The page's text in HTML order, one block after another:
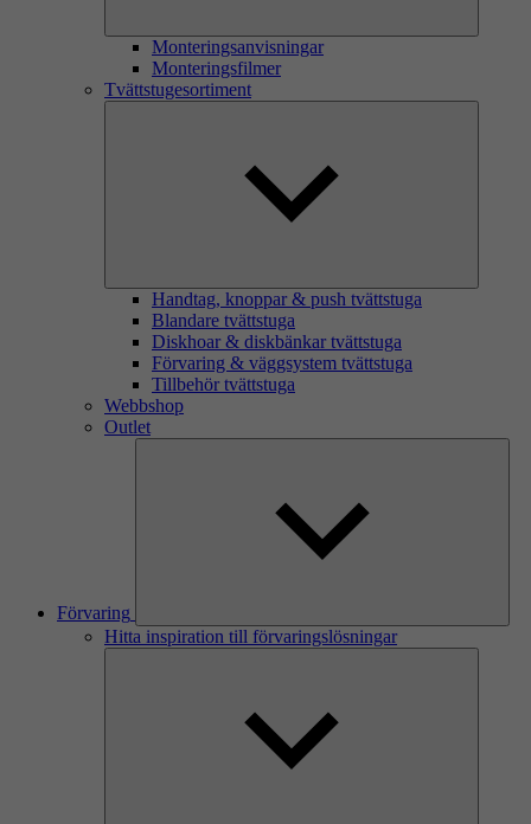
Monteringsanvisningar
Monteringsfilmer
Tvättstugesortiment
Handtag, knoppar & push tvättstuga
Blandare tvättstuga
Diskhoar & diskbänkar tvättstuga
Förvaring & väggsystem tvättstuga
Tillbehör tvättstuga
Webbshop
Outlet
Förvaring
Hitta inspiration till förvaringslösningar